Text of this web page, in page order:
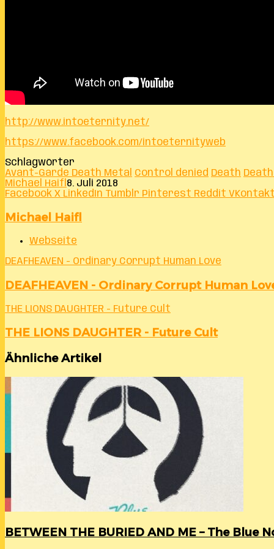
http://www.intoeternity.net/
https://www.facebook.com/intoeternityweb
Schlagwörter
Avant-Garde Death Metal Control denied Death
Michael Haifl 8. Juli 2018
Facebook X LinkedIn Tumblr Pinterest Reddit
Michael Haifl
Webseite
DEAFHEAVEN - Ordinary Corrupt Human Love
DEAFHEAVEN - Ordinary Corrupt Human
THE LIONS DAUGHTER - Future Cult
THE LIONS DAUGHTER - Future Cult
Ähnliche Artikel
BETWEEN THE BURIED AND ME – The Blue